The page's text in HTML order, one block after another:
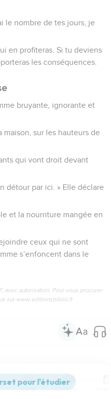
le nombre de tes jours, je
en profiteras. Si tu deviens
les conséquences.
bruyante, ignorante et
maison, sur les hauteurs de
qui vont droit devant
détour par ici. » Elle déclare
et la nourriture mangée en
ceux qui ne sont
s’enfoncent dans le
avec autorisation. Pour vous procurer
sur www.editionsbiblio.fr
Strong